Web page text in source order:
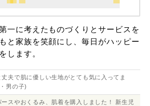
一に考えたものづくりとサービスを
と家族を笑顔にし、毎日がハッピー
します。
夫で肌に優しい生地がとても気に入ってま
男の子)
スやおくるみ、肌着を購入しました！ 新生児